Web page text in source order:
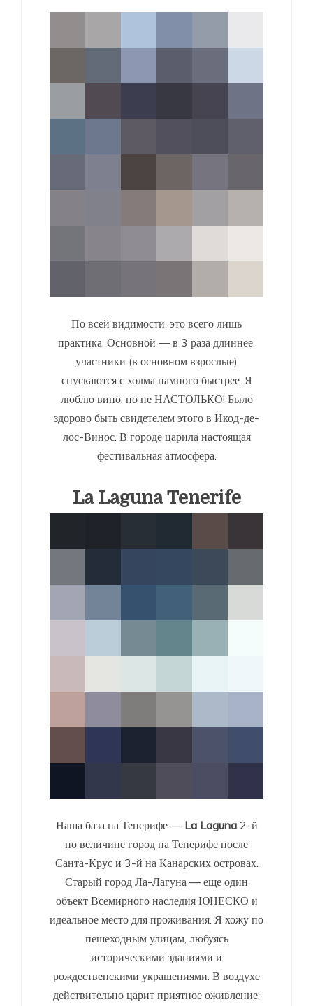
По всей видимости, это всего лишь
практика. Основной — в 3 раза длиннее,
участники (в основном взрослые)
спускаются с холма намного быстрее. Я
люблю вино, но не НАСТОЛЬКО! Было
здорово быть свидетелем этого в Икод-де-
лос-Винос. В городе царила настоящая
фестивальная атмосфера.
La Laguna Tenerife
Наша база на Тенерифе — La Laguna 2-й
по величине город на Тенерифе после
Санта-Крус и 3-й на Канарских островах.
Старый город Ла-Лагуна — еще один
объект Всемирного наследия ЮНЕСКО и
идеальное место для проживания. Я хожу по
пешеходным улицам, любуясь
историческими зданиями и
рождественскими украшениями. В воздухе
действительно царит приятное оживление: